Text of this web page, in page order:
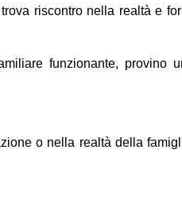
riscontro nella realtà e
funzionante, provino
o nella realtà della